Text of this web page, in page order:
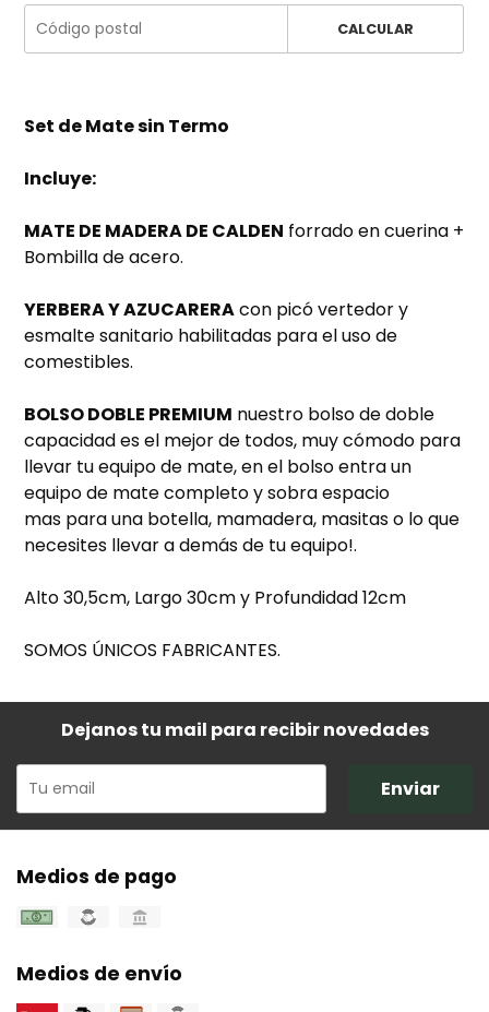
CALCULAR
Set de Mate sin Termo
Incluye:
MATE DE MADERA DE CALDEN forrado en cuerina +
Bombilla de acero.
YERBERA Y AZUCARERAcon picó vertedor y
esmalte sanitario habilitadas para el uso de
comestibles.
BOLSO DOBLE PREMIUM nuestro bolso de doble
capacidad es el mejor de todos, muy cómodo para
llevar tu equipo de mate, en el bolso entra un
equipo de mate completo y sobra espacio
mas para una botella, mamadera, masitas o lo que
necesites llevar a demás de tu equipo!.
Alto 30,5cm, Largo 30cm y Profundidad 12cm
SOMOS ÚNICOS FABRICANTES.
Dejanos tu mail para recibir novedades
Enviar
Medios de pago
Medios de envío